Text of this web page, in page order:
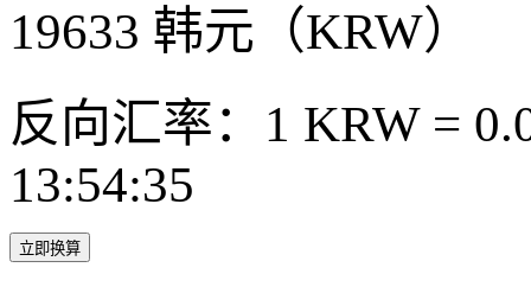
19633 韩元（KRW）
反向汇率：1 KRW =
13:54:35
立即换算